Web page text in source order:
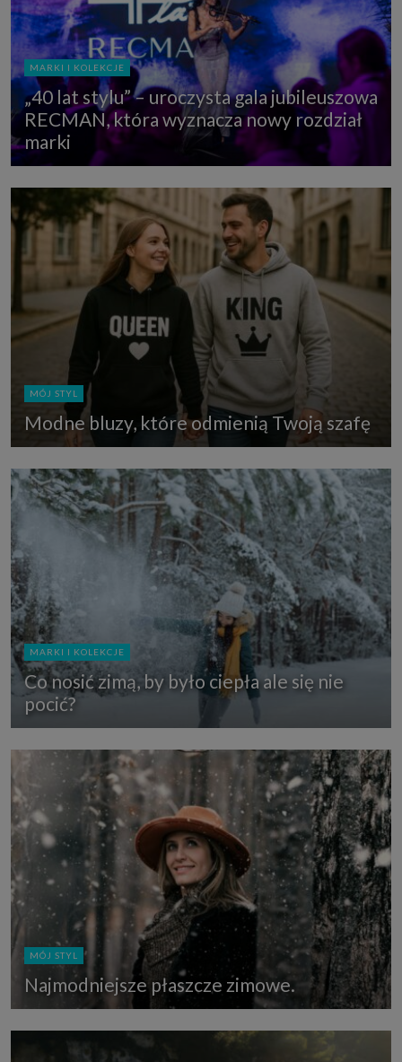
MARKI I KOLEKCJE
„40 lat stylu” – uroczysta gala jubileuszowa
RECMAN, która wyznacza nowy rozdział
marki
MÓJ STYL
Modne bluzy, które odmienią Twoją szafę
MARKI I KOLEKCJE
Co nosić zimą, by było ciepła ale się nie
pocić?
MÓJ STYL
Najmodniejsze płaszcze zimowe.